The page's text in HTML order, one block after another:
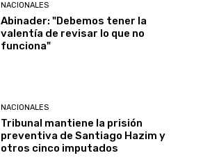
NACIONALES
Abinader: "Debemos tener la
valentía de revisar lo que no
funciona"
NACIONALES
Tribunal mantiene la prisión
preventiva de Santiago Hazim y
otros cinco imputados